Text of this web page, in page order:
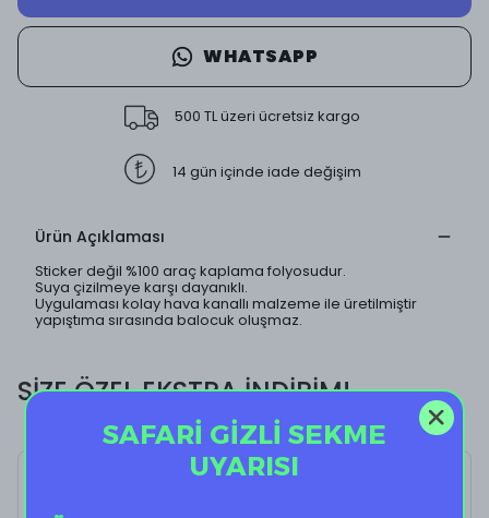
WHATSAPP
500 TL üzeri ücretsiz kargo
14 gün içinde iade değişim
Ürün Açıklaması
Sticker değil %100 araç kaplama folyosudur.
Suya çizilmeye karşı dayanıklı.
Uygulaması kolay hava kanallı malzeme ile üretilmiştir
yapıştıma sırasında balocuk oluşmaz.
SİZE ÖZEL EKSTRA İNDİRİM!
SAFARİ GİZLİ SEKME
UYARISI